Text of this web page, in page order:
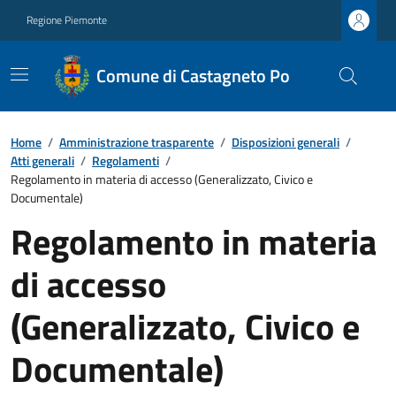
Regione Piemonte
Comune di Castagneto Po
Home / Amministrazione trasparente / Disposizioni generali /
Atti generali / Regolamenti /
Regolamento in materia di accesso (Generalizzato, Civico e
Documentale)
Regolamento in materia
di accesso
(Generalizzato, Civico e
Documentale)